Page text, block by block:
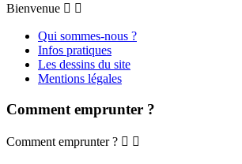
Bienvenue  
Qui sommes-nous ?
Infos pratiques
Les dessins du site
Mentions légales
Comment emprunter ?
Comment emprunter ?  